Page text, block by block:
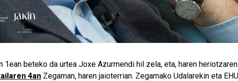
1ean beteko da urtea Joxe Azurmendi hil zela, eta, haren
4an Zegaman, haren jaioterrian. Zegamako Udalarekin eta